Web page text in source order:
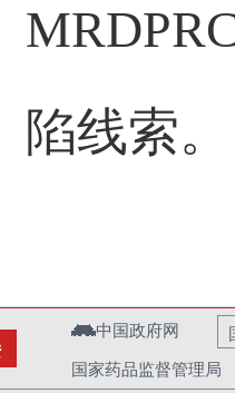
陷线索。
中国政府网
国家药品监督管理局